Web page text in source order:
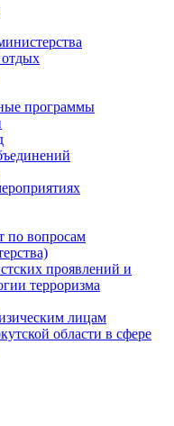
программы
по вопросам
проявлений и
терроризма
лицам
области в сфере